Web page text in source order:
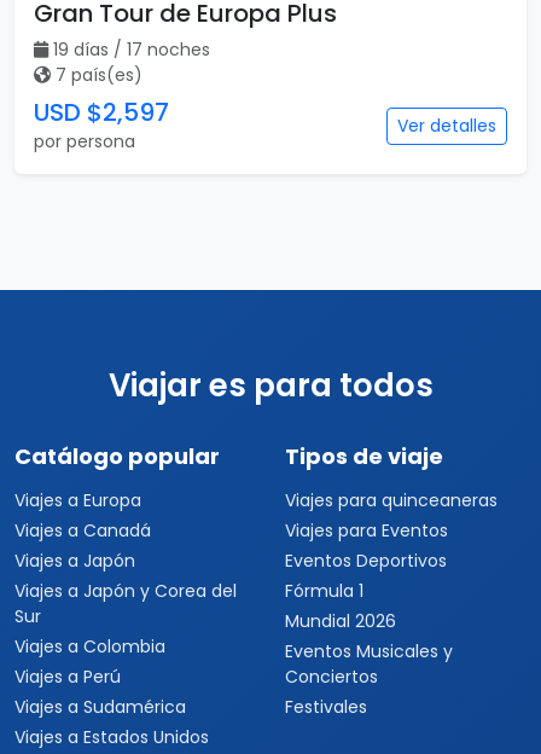
Gran Tour de Europa Plus
19 días / 17 noches
7 país(es)
USD $2,597
por persona
Ver detalles
Viajar es para todos
Catálogo popular
Viajes a Europa
Viajes a Canadá
Viajes a Japón
Viajes a Japón y Corea del
Sur
Viajes a Colombia
Viajes a Perú
Viajes a Sudamérica
Viajes a Estados Unidos
Tipos de viaje
Viajes para quinceaneras
Viajes para Eventos
Eventos Deportivos
Fórmula 1
Mundial 2026
Eventos Musicales y
Conciertos
Festivales